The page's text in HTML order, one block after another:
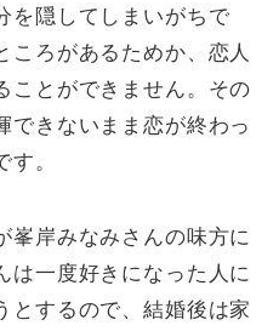
を隠してしまいがちで
ころがあるためか、恋人
ことができません。その
できないまま恋が終わっ
。
峯岸みなみさんの味方に
は一度好きになった人に
とするので、結婚後は家